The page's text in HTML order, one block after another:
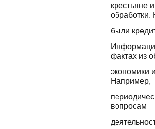
крестьяне
обработки.
были
фактах из
экономики
Например,
вопросам